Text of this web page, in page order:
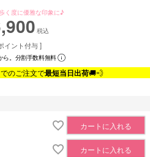
く度に優雅な印象に♪
税込
イント付与 ]
ら。分割手数料無料
のご注文で最短当日出荷🚚💨
カートに入れる
カートに入れる